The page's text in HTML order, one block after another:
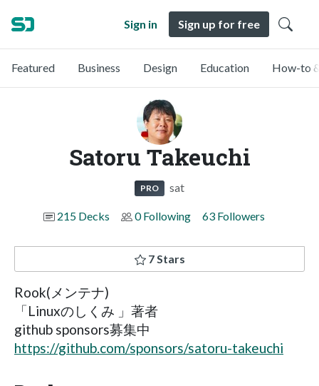
Sign in Sign up for free
Featured Business Design Education How-to
Satoru Takeuchi
PRO sat
215 Decks 0 Following 63 Followers
7 Stars
Rook(メンテナ)
「Linuxのしくみ 」著者
github sponsors募集中
https://github.com/sponsors/satoru-takeuchi